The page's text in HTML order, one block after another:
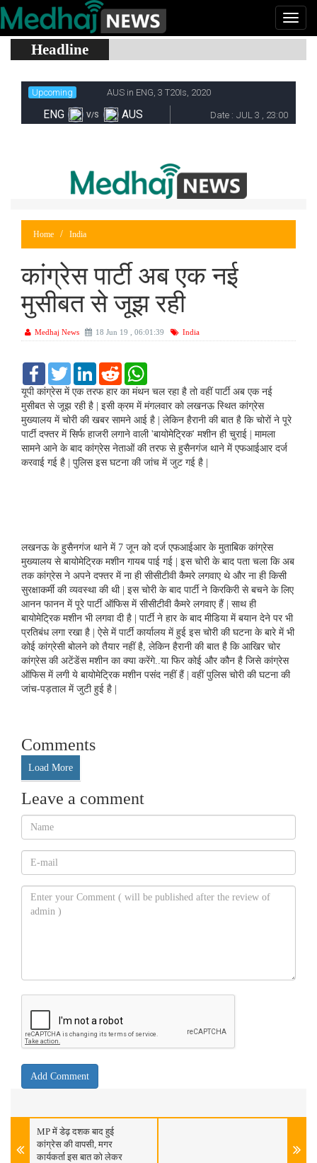
Headline
Home India
कांग्रेस पार्टी अब एक नई
मुसीबत से जूझ रही
Medhaj News 18 Jun 19 , 06:01:39 India
F
c
e
o
o
k
T
i
t
t
e
r
L
n
k
e
d
I
n
R
d
d
i
t
a
t
A
p
p
यूपी कांग्रेस में एक तरफ हार का मंथन चल रहा है तो वहीं पार्टी अब एक नई
मुसीबत से जूझ रही है | इसी क्रम में मंगलवार को लखनऊ स्थित कांग्रेस
मुख्यालय में चोरी की खबर सामने आई है | लेकिन हैरानी की बात है कि चोरों ने पूरे
पार्टी दफ्तर में सिर्फ हाजरी लगाने वाली 'बायोमेट्रिक' मशीन ही चुराई | मामला
सामने आने के बाद कांग्रेस नेताओं की तरफ से हुसैनगंज थाने में एफआईआर दर्ज
करवाई गई है | पुलिस इस घटना की जांच में जुट गई है |
लखनऊ के हुसैनगंज थाने में 7 जून को दर्ज एफआईआर के मुताबिक कांग्रेस
मुख्यालय से बायोमेट्रिक मशीन गायब पाई गई | इस चोरी के बाद पता चला कि अब
तक कांग्रेस ने अपने दफ्तर में ना ही सीसीटीवी कैमरे लगवाए थे और ना ही किसी
सुरक्षाकर्मी की व्यवस्था की थी | इस चोरी के बाद पार्टी ने किरकिरी से बचने के लिए
आनन फानन में पूरे पार्टी ऑफिस में सीसीटीवी कैमरे लगवाए हैं | साथ ही
बायोमेट्रिक मशीन भी लगवा दी है | पार्टी ने हार के बाद मीडिया में बयान देने पर भी
प्रतिबंध लगा रखा है | ऐसे में पार्टी कार्यालय में हुई इस चोरी की घटना के बारे में भी
कोई कांग्रेसी बोलने को तैयार नहीं है, लेकिन हैरानी की बात है कि आखिर चोर
कांग्रेस की अटेंडेंस मशीन का क्या करेंगे..या फिर कोई और कौन है जिसे कांग्रेस
ऑफिस में लगी ये बायोमेट्रिक मशीन पसंद नहीं हैं | वहीं पुलिस चोरी की घटना की
जांच-पड़ताल में जुटी हुई है |
Comments
Load More
Leave a comment
MP में डेढ़ दशक बाद हुई
कांग्रेस की वापसी, मगर
कार्यकर्ता इस बात को लेकर